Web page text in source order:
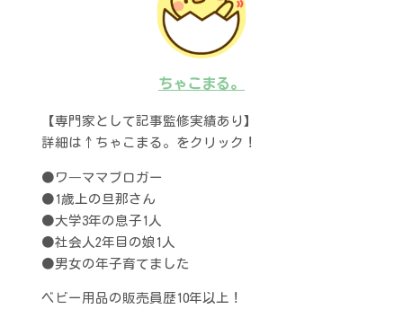
ちゃこまる。
【専門家として記事監修実績あり】
詳細は↑ちゃこまる。をクリック！
●ワ―ママブロガー
●1歳上の旦那さん
●大学3年の息子1人
●社会人2年目の娘1人
●男女の年子育てました
ベビー用品の販売員歴10年以上！